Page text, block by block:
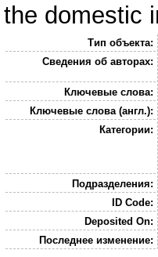
the domestic
Тип объекта:
Сведения об авторах:
Ключевые слова:
Ключевые слова (англ.):
Категории:
Подразделения:
ID Code:
Deposited On:
Последнее изменение: